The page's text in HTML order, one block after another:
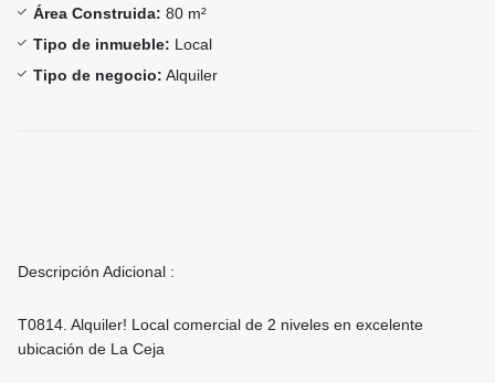
Área Construida: 80 m²
Tipo de inmueble: Local
Tipo de negocio: Alquiler
Descripción Adicional :
T0814. Alquiler! Local comercial de 2 niveles en excelente
ubicación de La Ceja